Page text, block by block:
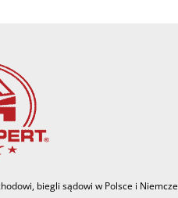
biegli sądowi w Polsce i